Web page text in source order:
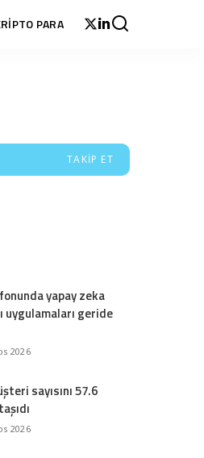
PARA
TAKIP ET
yapay zeka
uygulamaları geride
2026
sayısını 57.6
2026